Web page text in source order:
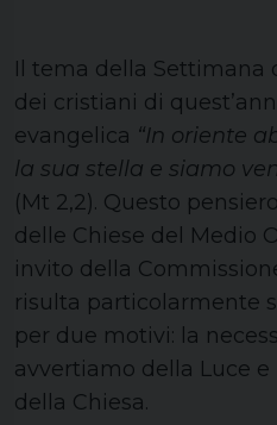
Il tema della Settimana
dei cristiani di
evangelica “In oriente
la sua stella e siamo
(Mt 2,2). Questo
delle Chiese del Medio
invito della
risulta particolarmente
per due motivi: la
avvertiamo della Luce
della Chiesa.